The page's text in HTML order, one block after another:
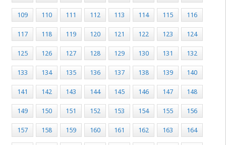
109 110 111 112 113 114 115 116
117 118 119 120 121 122 123 124
125 126 127 128 129 130 131 132
133 134 135 136 137 138 139 140
141 142 143 144 145 146 147 148
149 150 151 152 153 154 155 156
157 158 159 160 161 162 163 164